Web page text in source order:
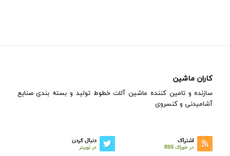
کاران ماشین
سازنده و تامین کننده ماشین آلات خطوط تولید و بسته بندی صنایع
آشامیدنی و کنسروی
دنبال کردن
در توییتر
اشتراک
در خوراک RSS